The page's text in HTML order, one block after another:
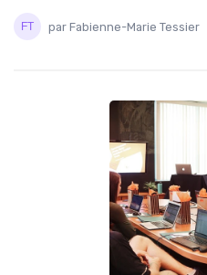
par Fabienne-Marie Tessier